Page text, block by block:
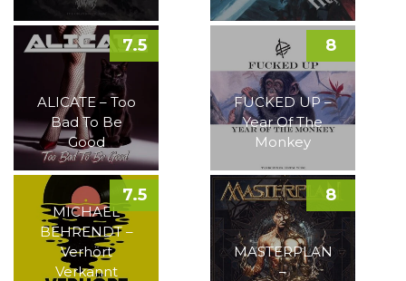
ALICATE – Too
Bad To Be
Good
7.5
FUCKED UP –
Year Of The
Monkey
8
MICHAEL
BEHRENDT –
Verhört
Verkannt
7.5
MASTERPLAN
–
8